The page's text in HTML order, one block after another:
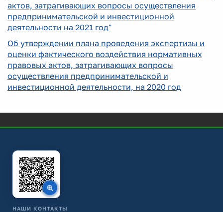
актов, затрагивающих вопросы осуществления
предпринимательской и инвестиционной
деятельности на 2021 год"
Об утверждении плана проведения экспертизы и
оценки фактического воздействия нормативных
правовых актов, затрагивающих вопросы
осуществления предпринимательской и
инвестиционной деятельности, на 2020 год
НАШИ КОНТАКТЫ